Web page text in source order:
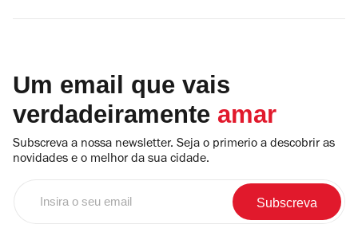
Um email que vais
verdadeiramente amar
Subscreva a nossa newsletter. Seja o primerio a descobrir as
novidades e o melhor da sua cidade.